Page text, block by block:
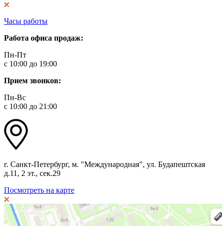
Часы работы
Работа офиса продаж:
Пн-Пт
с 10:00 до 19:00
Прием звонков:
Пн-Вс
с 10:00 до 21:00
г. Санкт-Петербург, м. "Международная", ул. Будапештская
д.11, 2 эт., сек.29
Посмотреть на карте